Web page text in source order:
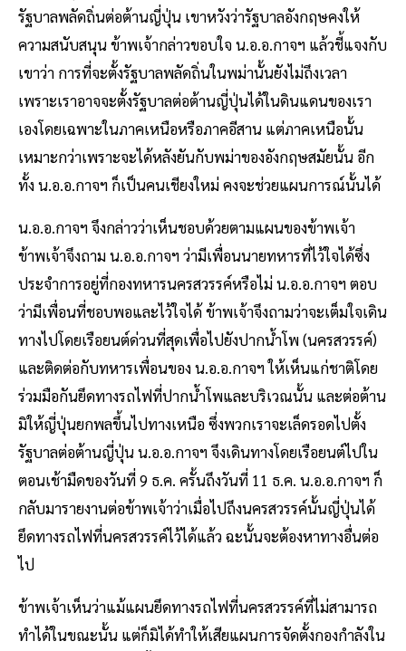
รัฐบาลพลัดถิ่นต่อต้านญี่ปุ่น เขาหวังว่ารัฐบาลอังกฤษคงให้
ความสนับสนุน ข้าพเจ้ากล่าวขอบใจ น.อ.อ.กาจฯ แล้วชี้แจงกับ
เขาว่า การที่จะตั้งรัฐบาลพลัดถิ่นในพม่านั้นยังไม่ถึงเวลา
เพราะเราอาจจะตั้งรัฐบาลต่อต้านญี่ปุ่นได้ในดินแดนของเรา
เองโดยเฉพาะในภาคเหนือหรือภาคอีสาน แต่ภาคเหนือนั้น
เหมาะกว่าเพราะจะได้หลังยันกับพม่าของอังกฤษสมัยนั้น อีก
ทั้ง น.อ.อ.กาจฯ ก็เป็นคนเชียงใหม่ คงจะช่วยแผนการณ์นั้นได้
น.อ.อ.กาจฯ จึงกล่าวว่าเห็นชอบด้วยตามแผนของข้าพเจ้า
ข้าพเจ้าจึงถาม น.อ.อ.กาจฯ ว่ามีเพื่อนนายทหารที่ไว้ใจได้ซึ่ง
ประจำการอยู่ที่กองทหารนครสวรรค์หรือไม่ น.อ.อ.กาจฯ ตอบ
ว่ามีเพื่อนที่ชอบพอและไว้ใจได้ ข้าพเจ้าจึงถามว่าจะเต็มใจเดิน
ทางไปโดยเรือยนต์ด่วนที่สุดเพื่อไปยังปากน้ำโพ (นครสวรรค์)
และติดต่อกับทหารเพื่อนของ น.อ.อ.กาจฯ ให้เห็นแก่ชาติโดย
ร่วมมือกันยึดทางรถไฟที่ปากน้ำโพและบริเวณนั้น และต่อต้าน
มิให้ญี่ปุ่นยกพลขึ้นไปทางเหนือ ซึ่งพวกเราจะเล็ดรอดไปตั้ง
รัฐบาลต่อต้านญี่ปุ่น น.อ.อ.กาจฯ จึงเดินทางโดยเรือยนต์ไปใน
ตอนเช้ามืดของวันที่ 9 ธ.ค. ครั้นถึงวันที่ 11 ธ.ค. น.อ.อ.กาจฯ ก็
กลับมารายงานต่อข้าพเจ้าว่าเมื่อไปถึงนครสวรรค์นั้นญี่ปุ่นได้
ยึดทางรถไฟที่นครสวรรค์ไว้ได้แล้ว ฉะนั้นจะต้องหาทางอื่นต่อ
ไป
ข้าพเจ้าเห็นว่าแม้แผนยึดทางรถไฟที่นครสวรรค์ที่ไม่สามารถ
ทำได้ในขณะนั้น แต่ก็มิได้ทำให้เสียแผนการจัดตั้งกองกำลังใน